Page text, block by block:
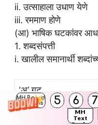
MH Board
Solutions
5 6 7
MH
Text
ii. उत्साहाला उधाण येणे
iii. रममाण होणे
(आ) भाषिक घटकांवर
1. शब्दसंपत्ती
i. खालील समानार्थी
‘अ’ गट
1. झोप